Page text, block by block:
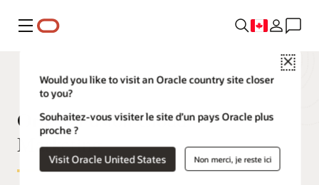
Menu
Close
Would you like to visit an Oracle country site closer
to you?
Souhaitez-vous visiter le site d’un pays Oracle plus
proche ?
Visit Oracle United States Non merci, je reste ici
Oracle Fusion Cloud
Marketing